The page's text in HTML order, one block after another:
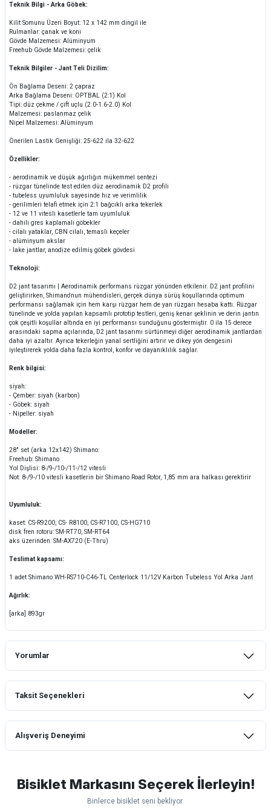
Teknik Bilgi - Arka Göbek:
Kilit Somunu Üzeri Boyut: 12 x 142 mm dingil ile
Rulmanlar: çanak ve koni
Gövde Malzemesi: Alüminyum
Freehub Gövde Malzemesi: çelik
Teknik Bilgiler - Jant Teli Dizilim:
Ön Bağlama Deseni: 2 çapraz
Arka Bağlama Deseni: OPTBAL (2:1) Kol
Tipi: düz çekme / çift uçlu (2.0-1.6-2.0) Kol
Malzemesi: paslanmaz çelik
Nipel Malzemesi: Alüminyum
Önerilen Lastik Genişliği: 25-622 ila 32-622
Özellikler:
- aerodinamik ve düşük ağırlığın mükemmel sentezi
- rüzgar tünelinde test edilen düz aerodinamik D2 profili
- tubeless uyumluluk sayesinde hız ve verimlilik
- gerilimleri telafi etmek için 2:1 bağcıklı arka tekerlek
- 12 ve 11 vitesli kasetlerle tam uyumluluk
- dahili gres kaplamalı göbekler
- cilalı yataklar, CBN cilalı, temaslı keçeler
- alüminyum akslar
- lake jantlar, anodize edilmiş göbek gövdesi
Teknoloji:
D2 jant tasarımı | Aerodinamik performans rüzgar yönünden etkilenir. D2 jant profilini
geliştirirken, Shimano'nun mühendisleri, gerçek dünya sürüş koşullarında optimum
performansı sağlamak için hem karşı rüzgar hem de yan rüzgarı hesaba kattı. Rüzgar
tünelinde ve yolda yapılan kapsamlı prototip testleri, geniş kenar şeklinin ve derin jantın
çok çeşitli koşullar altında en iyi performansı sunduğunu göstermiştir. 0 ila 15 derece
arasındaki sapma açılarında, D2 jant tasarımı sürtünmeyi diğer aerodinamik jantlardan
daha iyi azaltır. Ayrıca tekerleğin yanal sertliğini artırır ve dikey yön dengesini
iyileştirerek yolda daha fazla kontrol, konfor ve dayanıklılık sağlar.
Renk bilgisi:
siyah:
- Çember: siyah (karbon)
- Göbek: siyah
- Nipeller: siyah
Modeller:
28" set (arka 12x142) Shimano:
Freehub: Shimano
Yol Dişlisi: 8-/9-/10-/11-/12 vitesli
Not: 8-/9-/10 vitesli kasetlerin bir Shimano Road Rotor, 1,85 mm ara halkası gerektirir
Uyumluluk:
kaset: CS-R9200, CS- R8100, CS-R7100, CS-HG710
disk fren rotoru: SM-RT70, SM-RT64
aks üzerinden: SM-AX720 (E-Thru)
Teslimat kapsamı:
1 adet Shimano WH-RS710-C46-TL Centerlock 11/12V Karbon Tubeless Yol Arka Jant
Ağırlık:
[arka] 893gr
Yorumlar
Taksit Seçenekleri
Alışveriş Deneyimi
lastik yanak kısmından 3cm yarıldı ama
normal sürüşe uygun
Bisiklet Markasını Seçerek İlerleyin!
Binlerce bisiklet seni bekliyor.